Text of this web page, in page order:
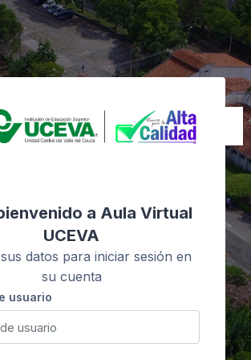
principal
a Aula Virtual
UCEVA
datos para iniciar sesión en
su cuenta
usuario
usuario